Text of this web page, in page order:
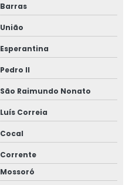
Barras
União
Esperantina
Pedro II
São Raimundo Nonato
Luís Correia
Cocal
Corrente
Mossoró